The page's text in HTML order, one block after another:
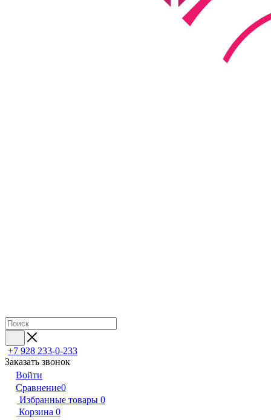
+7 928 233-0-233
Заказать звонок
Войти
Сравнение0
Избранные товары 0
Корзина 0